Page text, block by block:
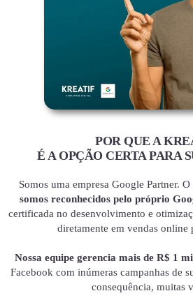
POR QUE A
É A OPÇÃO CERTA PARA
Somos uma empresa Google Partner.
somos reconhecidos pelo próprio
certificada no desenvolvimento e
diretamente em vendas online
Nossa equipe gerencia mais de R$ 1
Facebook com inúmeras campanhas de
consequência, muitas